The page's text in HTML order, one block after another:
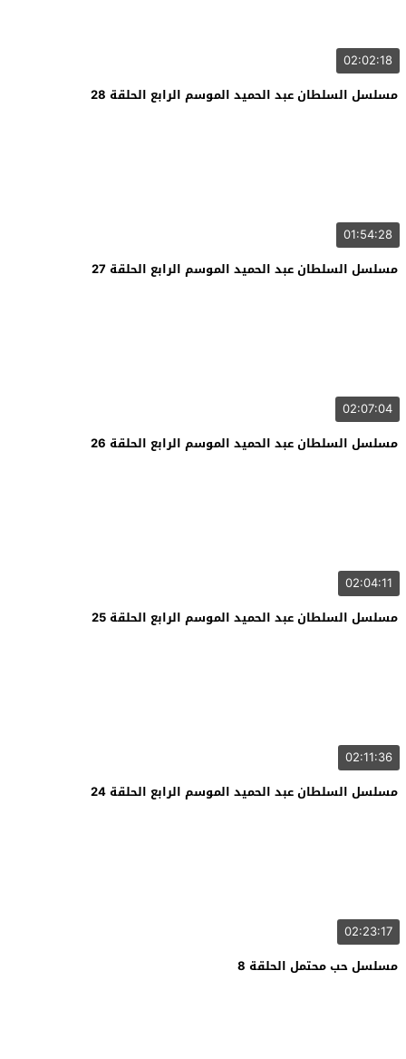
02:02:18
مسلسل السلطان عبد الحميد الموسم الرابع الحلقة 28
01:54:28
مسلسل السلطان عبد الحميد الموسم الرابع الحلقة 27
02:07:04
مسلسل السلطان عبد الحميد الموسم الرابع الحلقة 26
02:04:11
مسلسل السلطان عبد الحميد الموسم الرابع الحلقة 25
02:11:36
مسلسل السلطان عبد الحميد الموسم الرابع الحلقة 24
02:23:17
مسلسل حب محتمل الحلقة 8